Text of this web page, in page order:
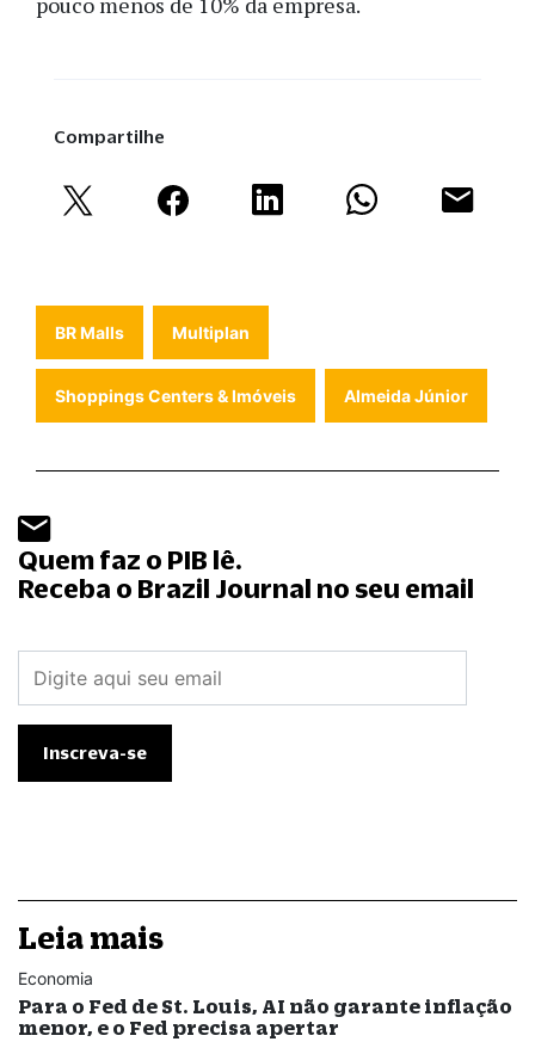
Compartilhe
BR Malls Multiplan
Shoppings Centers & Imóveis Almeida Júnior
Quem faz o PIB lê.
Receba o Brazil Journal no seu email
Leia mais
Economia
Para o Fed de St. Louis, AI não garante inflação
menor, e o Fed precisa apertar